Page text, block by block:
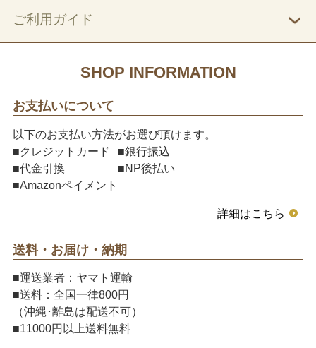
ご利用ガイド
SHOP INFORMATION
お支払いについて
以下のお支払い方法がお選び頂けます。
■クレジットカード
■銀行振込
■代金引換
■NP後払い
■Amazonペイメント
詳細はこちら
送料・お届け・納期
■運送業者：ヤマト運輸
■送料：全国一律800円
（沖縄･離島は配送不可）
■11000円以上送料無料